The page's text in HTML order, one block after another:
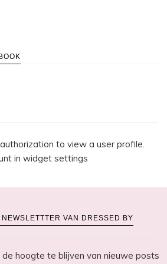
to view a user profile.
in widget settings
VAN DRESSED BY
de hoogte te blijven van nieuwe posts